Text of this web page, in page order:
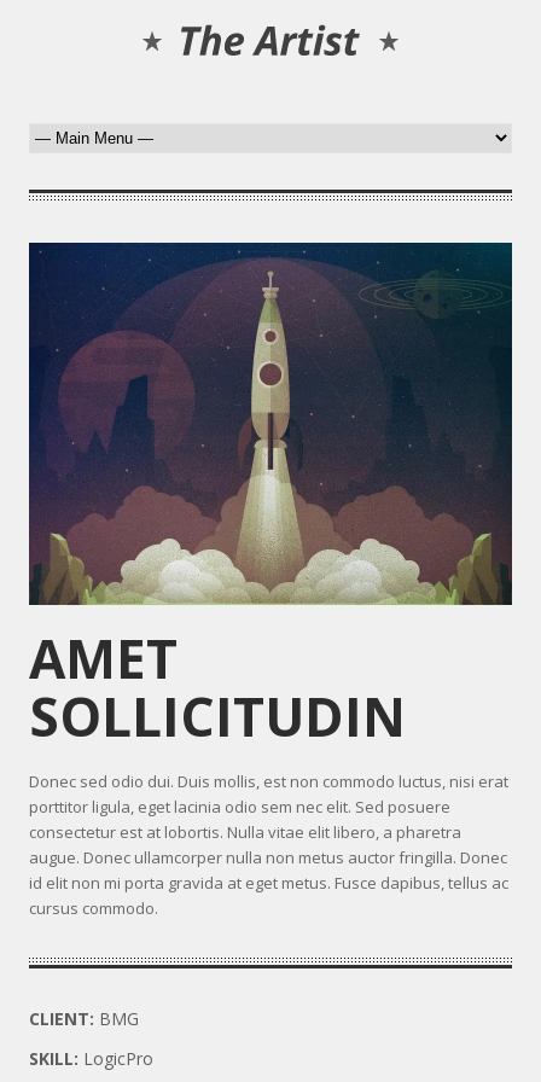
AMET
SOLLICITUDIN
Donec sed odio dui. Duis mollis, est non commodo luctus, nisi erat
porttitor ligula, eget lacinia odio sem nec elit. Sed posuere
consectetur est at lobortis. Nulla vitae elit libero, a pharetra
augue. Donec ullamcorper nulla non metus auctor fringilla. Donec
id elit non mi porta gravida at eget metus. Fusce dapibus, tellus ac
cursus commodo.
CLIENT: BMG
SKILL: LogicPro